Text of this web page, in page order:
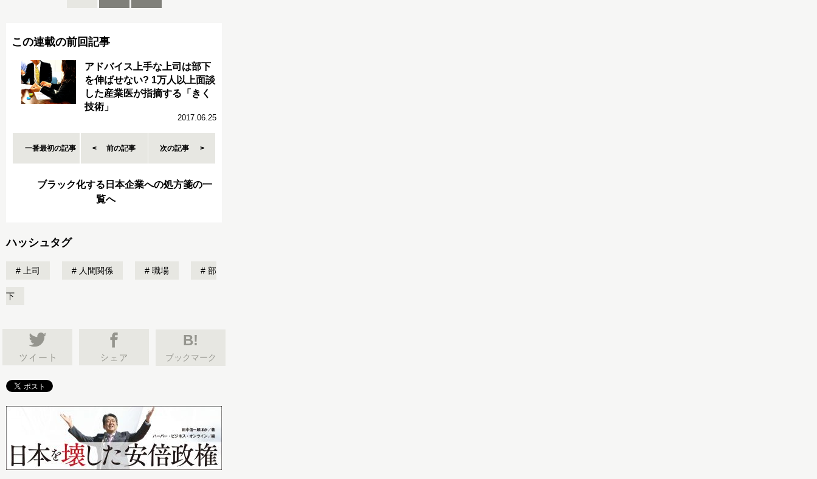
この連載の前回記事
アドバイス上手な上司は部下
を伸ばせない? 1万人以上面談
した産業医が指摘する「きく
技術」
2017.06.25
一番最初の記事 前の記事 次の記事
ブラック化する日本企業への処方箋の一
覧へ
ハッシュタグ
上司 人間関係 職場 部
下
B!
ブックマーク